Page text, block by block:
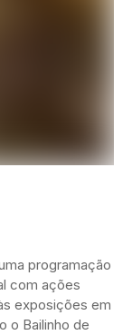
programação
com ações
exposições em
o Bailinho de